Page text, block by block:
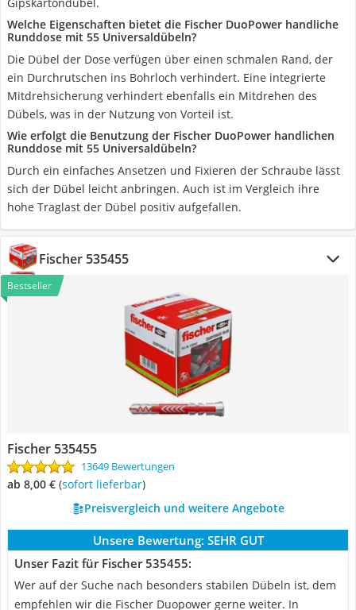
Welche Eigenschaften bietet die Fischer DuoPower handliche
Runddose mit 55 Universaldübeln?
Die Dübel der Dose verfügen über einen schmalen Rand, der
ein Durchrutschen ins Bohrloch verhindert. Eine integrierte
Mitdrehsicherung verhindert ebenfalls ein Mitdrehen des
Dübels, was in der Nutzung von Vorteil ist.
Wie erfolgt die Benutzung der Fischer DuoPower handlichen
Runddose mit 55 Universaldübeln?
Durch ein einfaches Ansetzen und Fixieren der Schraube lässt
sich der Dübel leicht anbringen. Auch ist im Vergleich ihre
hohe Traglast der Dübel positiv aufgefallen.
Fischer 535455
Bestseller
Fischer 535455
13649 Bewertungen
ab 8,00 € ( Sofort lieferbar)
Preisvergleich und weitere Angebote
Unsere Bewertung: SEHR GUT
Unser Fazit für Fischer 535455:
Wer auf der Suche nach besonders stabilen Dübeln ist, dem
empfehlen wir die Fischer Duopower gerne weiter. In